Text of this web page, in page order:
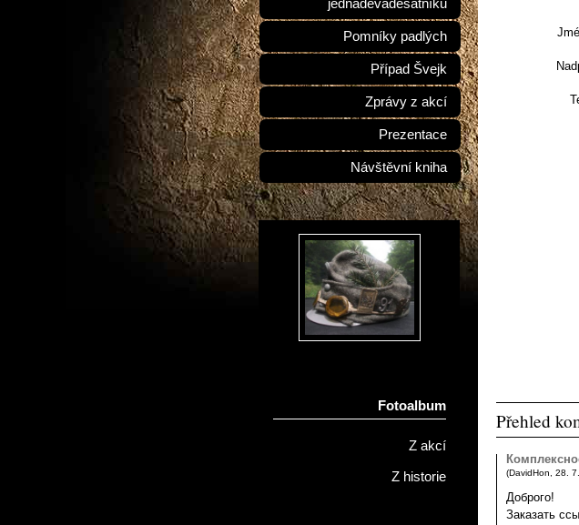
Přehled
(DavidHon 28.
Доброго!
Заказать
jednadevadesátníků
Pomníky padlých
Případ Švejk
Zprávy z akcí
Prezentace
Návštěvní kniha
Fotoalbum
Z akcí
Z historie